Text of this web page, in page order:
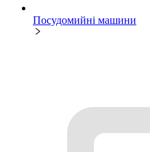
Посудомийні машини